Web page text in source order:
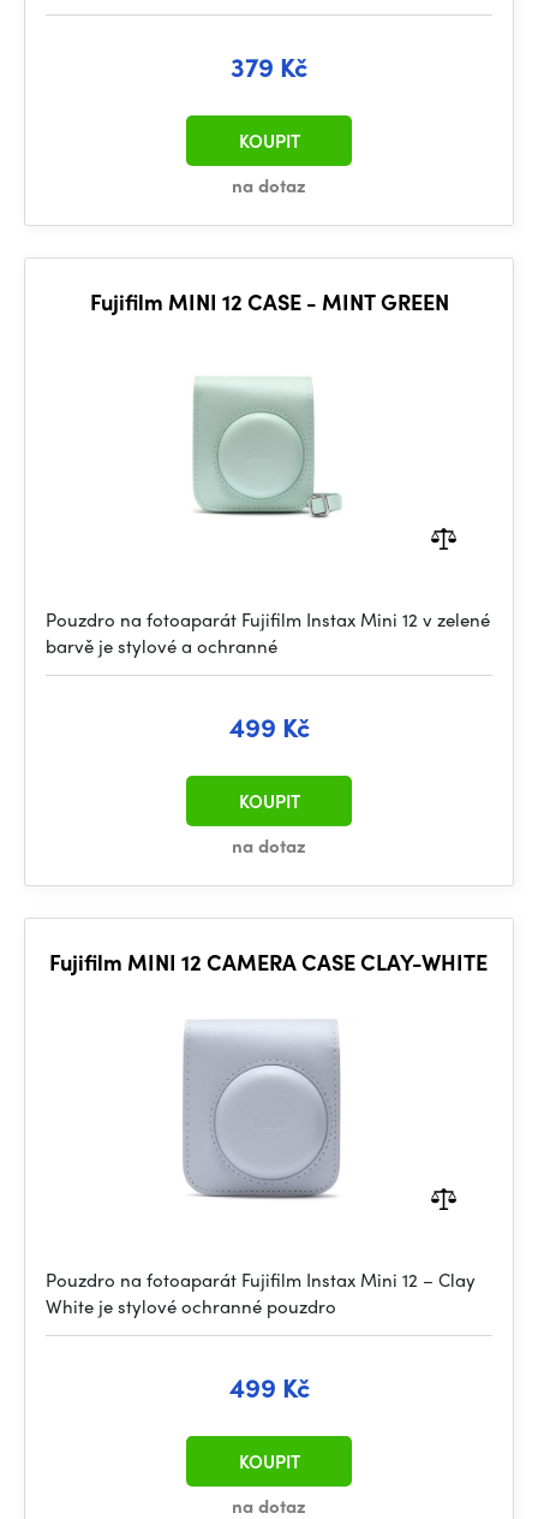
379 Kč
na dotaz
KOUPIT
Fujifilm MINI 12 CASE - MINT GREEN
Pouzdro na fotoaparát Fujifilm Instax Mini 12 v zelené
barvě je stylové a ochranné
499 Kč
na dotaz
KOUPIT
Fujifilm MINI 12 CAMERA CASE CLAY-WHITE
Pouzdro na fotoaparát Fujifilm Instax Mini 12 – Clay
White je stylové ochranné pouzdro
499 Kč
na dotaz
KOUPIT